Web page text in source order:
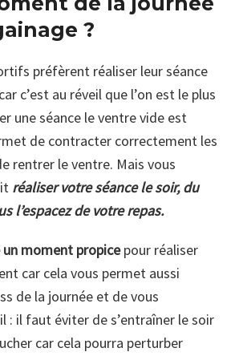
?
préfèrent réaliser leur séance
c’est au réveil que l’on est le plus
une séance le ventre vide est
de contracter correctement les
rentrer le ventre. Mais vous
réaliser votre séance le soir, du
l’espacez de votre repas.
moment propicepour réaliser
car cela vous permet aussi
de la journée et de vous
: il faut éviter de s’entraîner le soir
car cela pourra perturber